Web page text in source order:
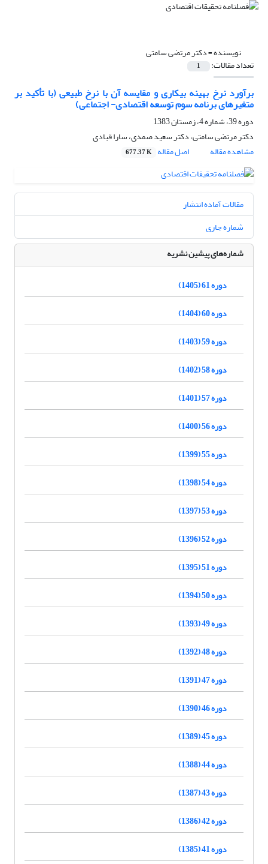
نویسنده =دکتر مرتضى سامتى
تعداد مقالات: 1
برآورد نرخ بهینه بیکاری و مقایسه آن با نرخ طبیعی (با تأکید بر
متغیرهای برنامه سوم توسعه اقتصادی- اجتماعی)
دوره 39، شماره 4، زمستان 1383
دکتر مرتضى سامتى، دکتر سعید صمدى، سارا قبادی
مشاهده مقاله
اصل مقاله 677.37 K
مقالات آماده انتشار
شماره جاری
شماره‌های پیشین نشریه
دوره 61 (1405)
دوره 60 (1404)
دوره 59 (1403)
دوره 58 (1402)
دوره 57 (1401)
دوره 56 (1400)
دوره 55 (1399)
دوره 54 (1398)
دوره 53 (1397)
دوره 52 (1396)
دوره 51 (1395)
دوره 50 (1394)
دوره 49 (1393)
دوره 48 (1392)
دوره 47 (1391)
دوره 46 (1390)
دوره 45 (1389)
دوره 44 (1388)
دوره 43 (1387)
دوره 42 (1386)
دوره 41 (1385)